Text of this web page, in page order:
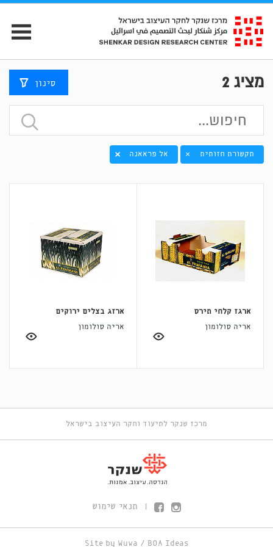
מציג 2 סינון
תקשורת חזותית × אל פראאנה
ארגז קלחי תירס
אריה סולומון
ארזג בצלים ירוקים
אריה סולומון
מרכז שנקר לתיעוד וחקר העיצוב בישראל
תנאי שימוש
Site by Wuwa / BOA Ideas